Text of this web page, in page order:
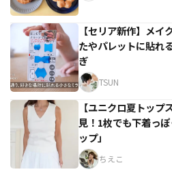
【セリア新作】メ
たやパレットに貼れ
ぎ
TSUN
【ユニクロ夏トッ
見！1枚でも下着っ
ップ」
ちえこ